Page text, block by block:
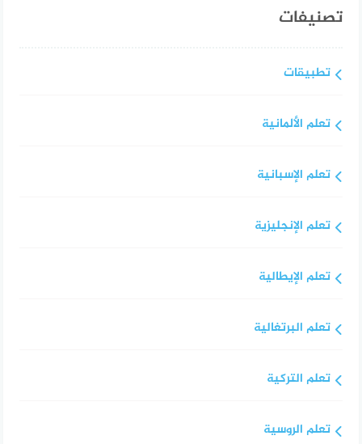
تصنيفات
تطبيقات
تعلم الألمانية
تعلم الإسبانية
تعلم الإنجليزية
تعلم الإيطالية
تعلم البرتغالية
تعلم التركية
تعلم الروسية